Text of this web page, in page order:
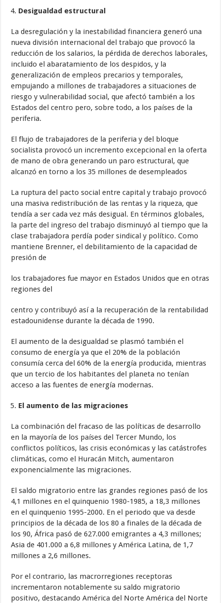
Desigualdad estructural
La desregulación y la inestabilidad financiera generó una
nueva división internacional del trabajo que provocó la
reducción de los salarios, la pérdida de derechos laborales,
incluido el abaratamiento de los despidos, y la
generalización de empleos precarios y temporales,
empujando a millones de trabajadores a situaciones de
riesgo y vulnerabilidad social, que afectó también a los
Estados del centro pero, sobre todo, a los países de la
periferia.
El flujo de trabajadores de la periferia y del bloque
socialista provocó un incremento excepcional en la oferta
de mano de obra generando un paro estructural, que
alcanzó en torno a los 35 millones de desempleados
La ruptura del pacto social entre capital y trabajo provocó
una masiva redistribución de las rentas y la riqueza, que
tendía a ser cada vez más desigual. En términos globales,
la parte del ingreso del trabajo disminuyó al tiempo que la
clase trabajadora perdía poder sindical y político. Como
mantiene Brenner, el debilitamiento de la capacidad de
presión de
los trabajadores fue mayor en Estados Unidos que en otras
regiones del
centro y contribuyó así a la recuperación de la rentabilidad
estadounidense durante la década de 1990.
El aumento de la desigualdad se plasmó también el
consumo de energía ya que el 20% de la población
consumía cerca del 60% de la energía producida, mientras
que un tercio de los habitantes del planeta no tenían
acceso a las fuentes de energía modernas.
El aumento de las migraciones
La combinación del fracaso de las políticas de desarrollo
en la mayoría de los países del Tercer Mundo, los
conflictos políticos, las crisis económicas y las catástrofes
climáticas, como el Huracán Mitch, aumentaron
exponencialmente las migraciones.
El saldo migratorio entre las grandes regiones pasó de los
4,1 millones en el quinquenio 1980-1985, a 18,3 millones
en el quinquenio 1995-2000. En el periodo que va desde
principios de la década de los 80 a finales de la década de
los 90, África pasó de 627.000 emigrantes a 4,3 millones;
Asia de 401.000 a 6,8 millones y América Latina, de 1,7
millones a 2,6 millones.
Por el contrario, las macrorregiones receptoras
incrementaron notablemente su saldo migratorio
positivo, destacando América del Norte América del Norte